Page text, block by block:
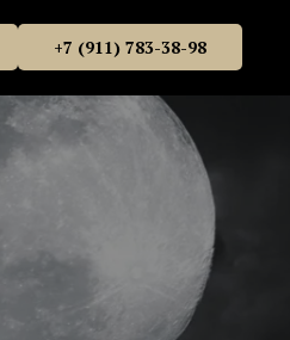
+7 (911) 783-38-98